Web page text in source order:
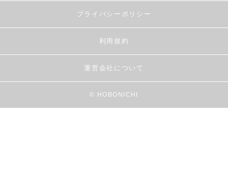
プライバシーポリシー
利用規約
運営会社について
© HOBONICHI